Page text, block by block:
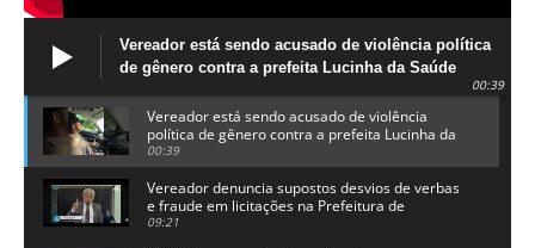
Vereador está sendo acusado de violência política
de gênero contra a prefeita Lucinha da Saúde
00:39
Vereador está sendo acusado de violência
política de gênero contra a prefeita Lucinha da
Saúde
00:39
Vereador denuncia supostos desvios de verbas
e fraude em licitações na Prefeitura de
Alhandra
09:21